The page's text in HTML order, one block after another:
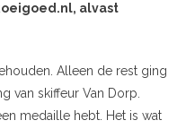
alvast
Alleen de rest ging
van skiffeur Van Dorp.
medaille hebt. Het is wat